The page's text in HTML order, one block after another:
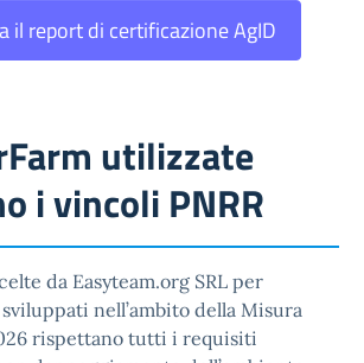
il report di certificazione AgID
utilizzate
i vincoli PNRR
da Easyteam.org SRL per
nell’ambito della Misura
rispettano tutti i requisiti